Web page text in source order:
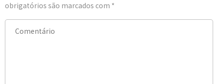
obrigatórios são marcados com *